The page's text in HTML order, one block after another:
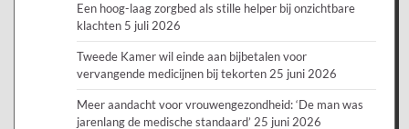
Een hoog-laag zorgbed als stille helper bij onzichtbare
klachten 5 juli 2026
Tweede Kamer wil einde aan bijbetalen voor
vervangende medicijnen bij tekorten 25 juni 2026
Meer aandacht voor vrouwengezondheid: ‘De man was
jarenlang de medische standaard’ 25 juni 2026